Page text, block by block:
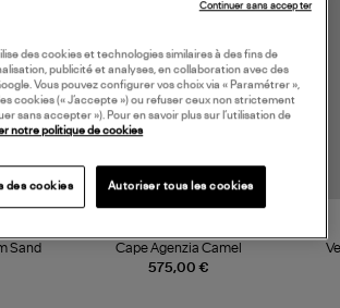
Sand
NOUVELLE COLLECTION
575,00 €
Cape Agenzia Camel
des cookies et technologies similaires à des fins de
publicité et analyses, en collaboration avec des
Vous pouvez configurer vos choix via « Paramétrer »,
cookies (« J’accepte ») ou refuser ceux non strictement
sans accepter »). Pour en savoir plus sur l’utilisation de
notre politique de cookies
des cookies Autoriser tous les cookies
Continuer sans accepter